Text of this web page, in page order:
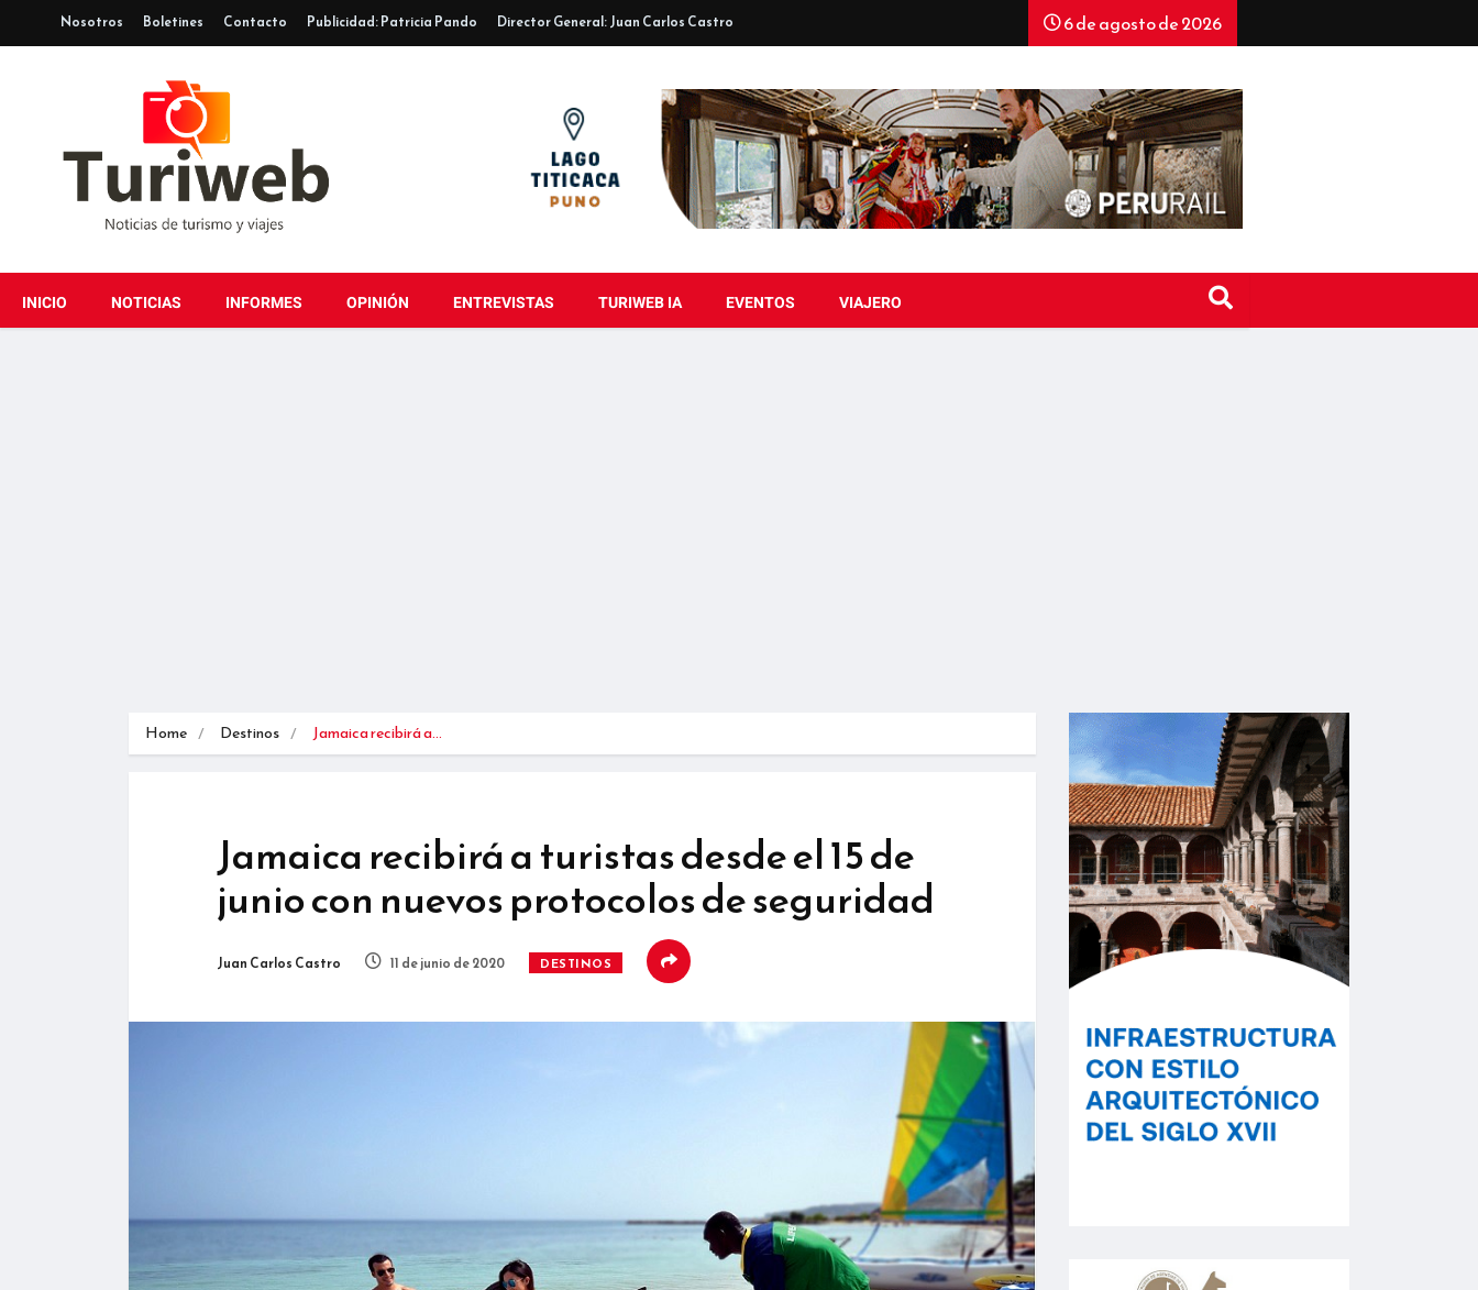
Nosotros Boletines Contacto Publicidad: Patricia Pando Director General: Juan Carlos Castro 6 de agosto de 2026
INICIO NOTICIAS INFORMES OPINIÓN ENTREVISTAS TURIWEB IA EVENTOS VIAJERO
Home Destinos Jamaica recibirá a…
Jamaica recibirá a turistas desde el 15 de
junio con nuevos protocolos de seguridad
Juan Carlos Castro 11 de junio de 2020 DESTINOS